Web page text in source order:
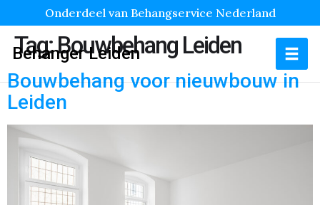
Onderdeel van Behangservice Nederland
Behanger Leiden
Tag:Bouwbehang Leiden
Bouwbehang voor nieuwbouw in
Leiden